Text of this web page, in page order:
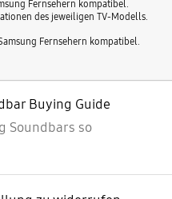
Fernsehern kompatibel.
des jeweiligen TV-Modells.
Fernsehern kompatibel.
Buying Guide
Soundbars so